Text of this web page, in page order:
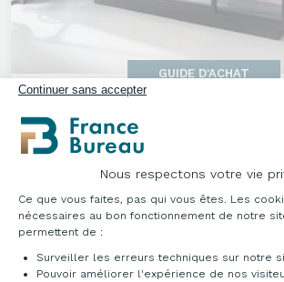
Continuer sans accepter
Nous respectons votre vie
Plateforme de Gestion du
Ce que vous faites, pas qui vous êtes. Les
nécessaires au bon fonctionnement de notre
permettent de :
Surveiller les erreurs techniques sur notre
Pouvoir améliorer l'expérience de nos
COMMENT CHOISIR SA CABINE
?
GUIDE D'ACHAT
Publié le 29/04/2026